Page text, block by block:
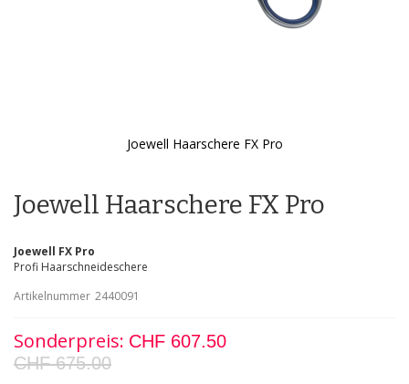
Joewell Haarschere FX Pro
der
Bildgalerie
Joewell Haarschere FX Pro
Joewell FX Pro
Profi Haarschneideschere
Artikelnummer 2440091
Sonderpreis CHF 607.50
CHF 675.00